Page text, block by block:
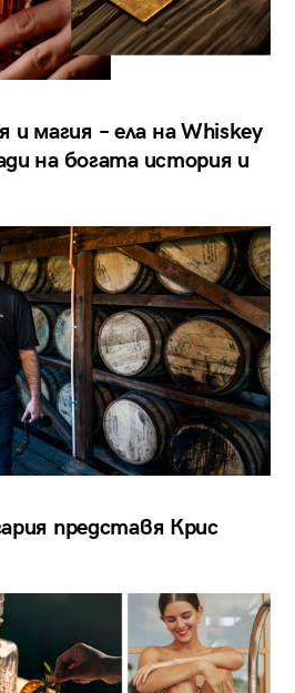
магия – ела на Whiskey
на богата история и
представя Крис